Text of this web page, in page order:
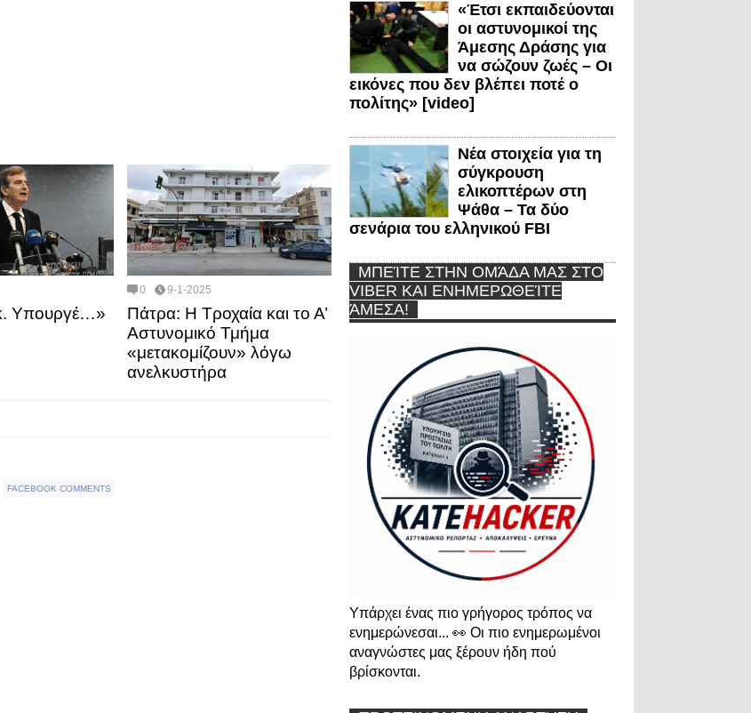
Υπουργέ…»
0 9-1-2025
Πάτρα: Η Τροχαία και το Α’
Αστυνομικό Τμήμα
«μετακομίζουν» λόγω
ανελκυστήρα
FACEBOOK COMMENTS
«Έτσι εκπαιδεύονται
οι αστυνομικοί της
Άμεσης Δράσης για
να σώζουν ζωές – Οι
εικόνες που δεν βλέπει ποτέ ο
πολίτης» [video]
Νέα στοιχεία για τη
σύγκρουση
ελικοπτέρων στη
Ψάθα – Τα δύο
σενάρια του ελληνικού FBI
ΜΠΕΊΤΕ ΣΤΗΝ ΟΜΆΔΑ ΜΑΣ ΣΤΟ
VIBER ΚΑΙ ΕΝΗΜΕΡΩΘΕΊΤΕ
ΆΜΕΣΑ!
Υπάρχει ένας πιο γρήγορος τρόπος να
ενημερώνεσαι... 👀 Οι πιο ενημερωμένοι
αναγνώστες μας ξέρουν ήδη πού
βρίσκονται.